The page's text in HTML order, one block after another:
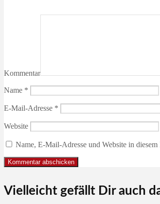
Kommentar
Name *
E-Mail-Adresse *
Website
Name, E-Mail-Adresse und Website in
Vielleicht gefällt Dir auch